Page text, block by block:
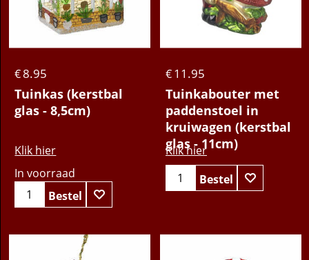
€8.95
Tuinkas (kerstbal
glas - 8,5cm)
Klik hier
In voorraad
Bestel
€11.95
Tuinkabouter met
paddenstoel in
kruiwagen (kerstbal
glas - 11cm)
Klik hier
Bestel